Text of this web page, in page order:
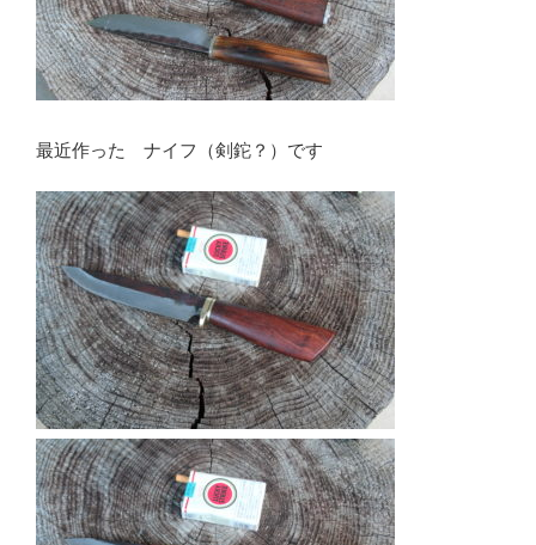
最近作った ナイフ（剣鉈？）です